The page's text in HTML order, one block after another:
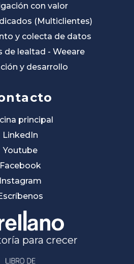
con valor
(Multiclientes)
y colecta de datos
de lealtad - Weeare
y desarrollo
principal
LinkedIn
Youtube
Facebook
Instagram
para crecer